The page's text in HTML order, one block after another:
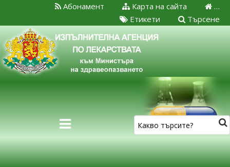
…
Карта на сайта
Абонамент
Търсене
Етикети